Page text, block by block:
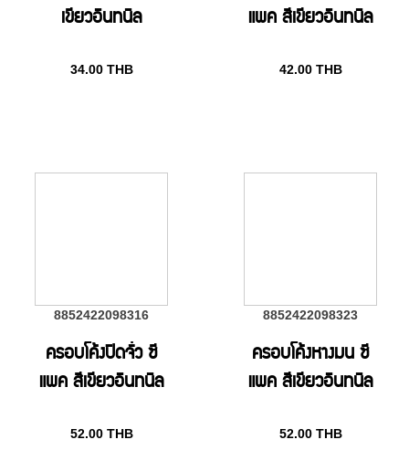
เขียวอินทนิล
34.00 THB
แพค สีเขียวอินทนิล
42.00 THB
8852422098316
ครอบโค้งปิดจั่ว ซี
แพค สีเขียวอินทนิล
52.00 THB
8852422098323
ครอบโค้งหางมน ซี
แพค สีเขียวอินทนิล
52.00 THB